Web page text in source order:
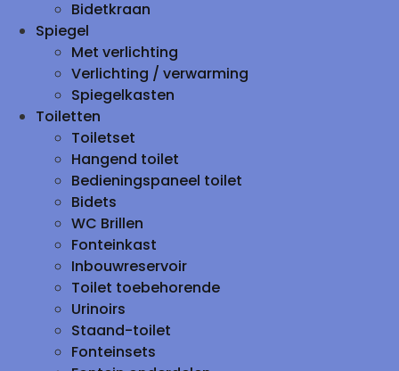
Bidetkraan
Spiegel
Met verlichting
Verlichting / verwarming
Spiegelkasten
Toiletten
Toiletset
Hangend toilet
Bedieningspaneel toilet
Bidets
WC Brillen
Fonteinkast
Inbouwreservoir
Toilet toebehorende
Urinoirs
Staand-toilet
Fonteinsets